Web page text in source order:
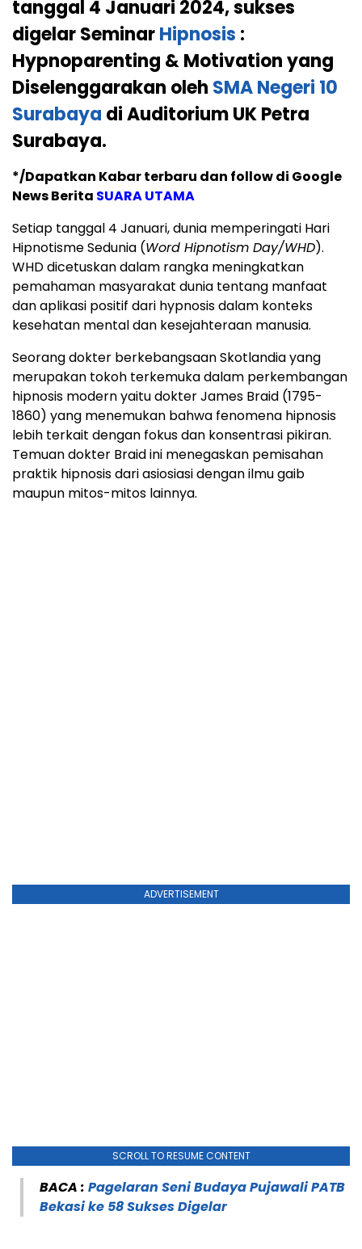
tanggal 4 Januari 2024, sukses
digelar SeminarHipnosis :
Hypnoparenting & Motivation yang
Diselenggarakan oleh SMA Negeri 10
Surabaya di Auditorium UK Petra
Surabaya.
*/Dapatkan Kabar terbaru dan follow di Google
News Berita SUARA UTAMA
Setiap tanggal 4 Januari, dunia memperingati Hari
Hipnotisme Sedunia (Word Hipnotism Day/WHD).
WHD dicetuskan dalam rangka meningkatkan
pemahaman masyarakat dunia tentang manfaat
dan aplikasi positif dari hypnosis dalam konteks
kesehatan mental dan kesejahteraan manusia.
Seorang dokter berkebangsaan Skotlandia yang
merupakan tokoh terkemuka dalam perkembangan
hipnosis modern yaitu dokter James Braid (1795-
1860) yang menemukan bahwa fenomena hipnosis
lebih terkait dengan fokus dan konsentrasi pikiran.
Temuan dokter Braid ini menegaskan pemisahan
praktik hipnosis dari asiosiasi dengan ilmu gaib
maupun mitos-mitos lainnya.
ADVERTISEMENT
SCROLL TO RESUME CONTENT
BACA : Pagelaran Seni Budaya Pujawali PATB
Bekasi ke 58 Sukses Digelar